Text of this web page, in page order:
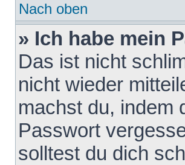
Nach oben
» Ich habe mein
Das ist nicht
nicht wieder
machst du, indem
Passwort
solltest du dich